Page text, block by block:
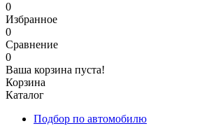
0
Избранное
0
Сравнение
0
Ваша корзина пуста!
Корзина
Каталог
Подбор по автомобилю